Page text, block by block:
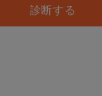
診断する